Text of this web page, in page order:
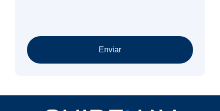
Enviar